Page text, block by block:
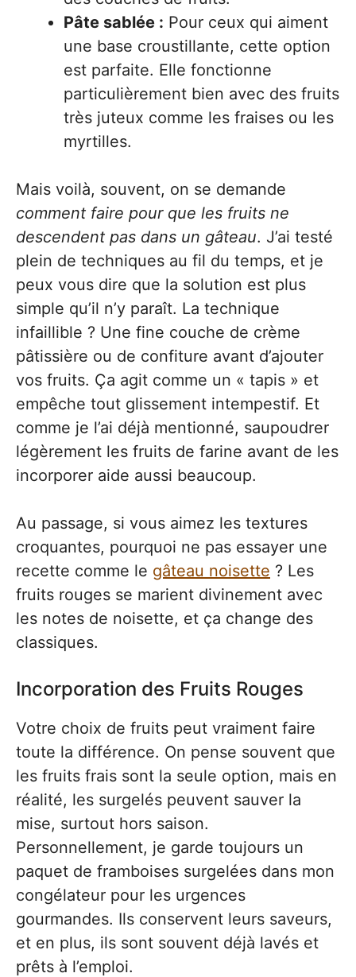
Pâte sablée : Pour ceux qui aiment
une base croustillante, cette option
est parfaite. Elle fonctionne
particulièrement bien avec des fruits
très juteux comme les fraises ou les
myrtilles.
Mais voilà, souvent, on se demande
comment faire pour que les fruits ne
descendent pas dans un gâteau. J’ai testé
plein de techniques au fil du temps, et je
peux vous dire que la solution est plus
simple qu’il n’y paraît. La technique
infaillible ? Une fine couche de crème
pâtissière ou de confiture avant d’ajouter
vos fruits. Ça agit comme un « tapis » et
empêche tout glissement intempestif. Et
comme je l’ai déjà mentionné, saupoudrer
légèrement les fruits de farine avant de les
incorporer aide aussi beaucoup.
Au passage, si vous aimez les textures
croquantes, pourquoi ne pas essayer une
recette comme le gâteau noisette ? Les
fruits rouges se marient divinement avec
les notes de noisette, et ça change des
classiques.
Incorporation des Fruits Rouges
Votre choix de fruits peut vraiment faire
toute la différence. On pense souvent que
les fruits frais sont la seule option, mais en
réalité, les surgelés peuvent sauver la
mise, surtout hors saison.
Personnellement, je garde toujours un
paquet de framboises surgelées dans mon
congélateur pour les urgences
gourmandes. Ils conservent leurs saveurs,
et en plus, ils sont souvent déjà lavés et
prêts à l’emploi.